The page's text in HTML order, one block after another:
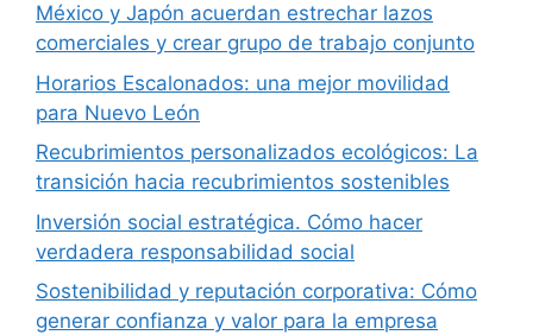
México y Japón acuerdan estrechar lazos
comerciales y crear grupo de trabajo conjunto
Horarios Escalonados: una mejor movilidad
para Nuevo León
Recubrimientos personalizados ecológicos: La
transición hacia recubrimientos sostenibles
Inversión social estratégica. Cómo hacer
verdadera responsabilidad social
Sostenibilidad y reputación corporativa: Cómo
generar confianza y valor para la empresa